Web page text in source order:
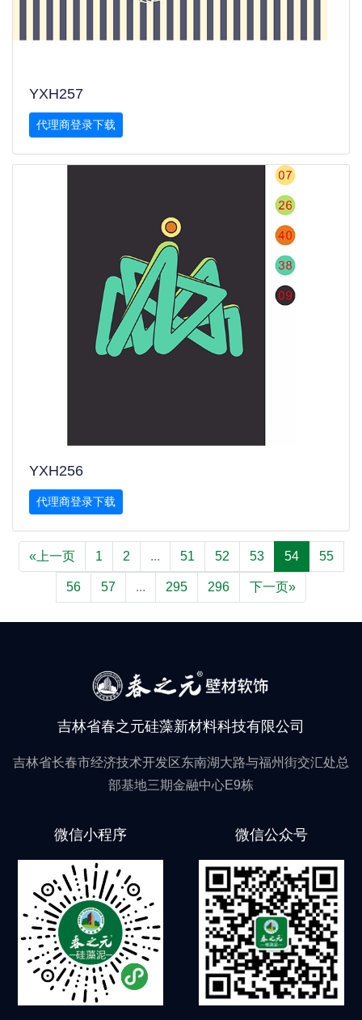
YXH257
代理商登录下载
YXH256
代理商登录下载
«上一页 1 2 ... 51 52 53 54 55
56 57 ... 295 296 下一页»
吉林省春之元硅藻新材料科技有限公司
吉林省长春市经济技术开发区东南湖大路与福州街交汇处总
部基地三期金融中心E9栋
微信小程序 微信公众号